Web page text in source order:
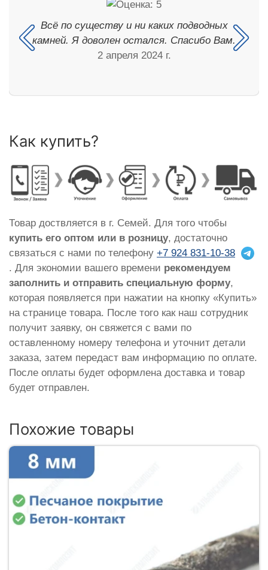
Всё по существу и ни каких подводных
камней. Я доволен остался. Спасибо Вам.
2 апреля 2024 г.
Как купить?
Товар доствляется в г. Семей. Для того чтобы
купить его оптом или в розницу, достаточно
связаться с нами по телефону +7 924 831-10-38
. Для экономии вашего времени рекомендуем
заполнить и отправить специальную форму,
которая появляется при нажатии на кнопку «Купить»
на странице товара. После того как наш сотрудник
получит заявку, он свяжется с вами по
оставленному номеру телефона и уточнит детали
заказа, затем передаст вам информацию по оплате.
После оплаты будет оформлена доставка и товар
будет отправлен.
Похожие товары